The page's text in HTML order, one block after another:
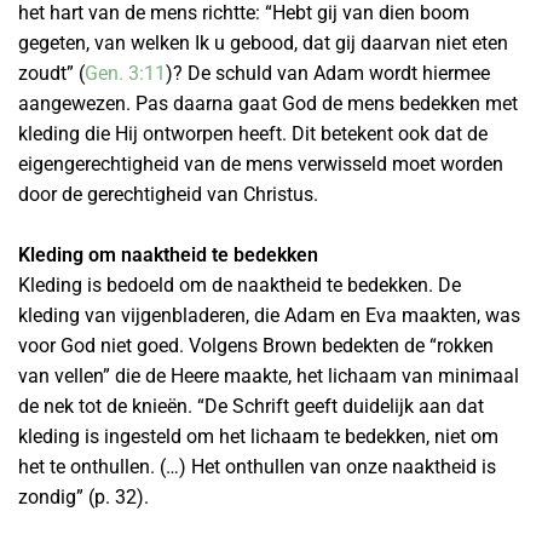
het hart van de mens richtte: “Hebt gij van dien boom
gegeten, van welken Ik u gebood, dat gij daarvan niet eten
zoudt” (Gen. 3:11)? De schuld van Adam wordt hiermee
aangewezen. Pas daarna gaat God de mens bedekken met
kleding die Hij ontworpen heeft. Dit betekent ook dat de
eigengerechtigheid van de mens verwisseld moet worden
door de gerechtigheid van Christus.
Kleding om naaktheid te bedekken
Kleding is bedoeld om de naaktheid te bedekken. De
kleding van vijgenbladeren, die Adam en Eva maakten, was
voor God niet goed. Volgens Brown bedekten de “rokken
van vellen” die de Heere maakte, het lichaam van minimaal
de nek tot de knieën. “De Schrift geeft duidelijk aan dat
kleding is ingesteld om het lichaam te bedekken, niet om
het te onthullen. (…) Het onthullen van onze naaktheid is
zondig” (p. 32).